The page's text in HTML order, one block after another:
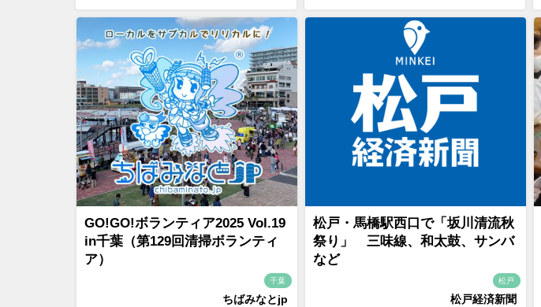
GO!GO!ボランティア2025 Vol.19
in千葉（第129回清掃ボランティ
ア）
千葉
ちばみなとjp
松戸・馬橋駅西口で「坂川清流秋
祭り」 三味線、和太鼓、サンバ
など
松戸
松戸経済新聞